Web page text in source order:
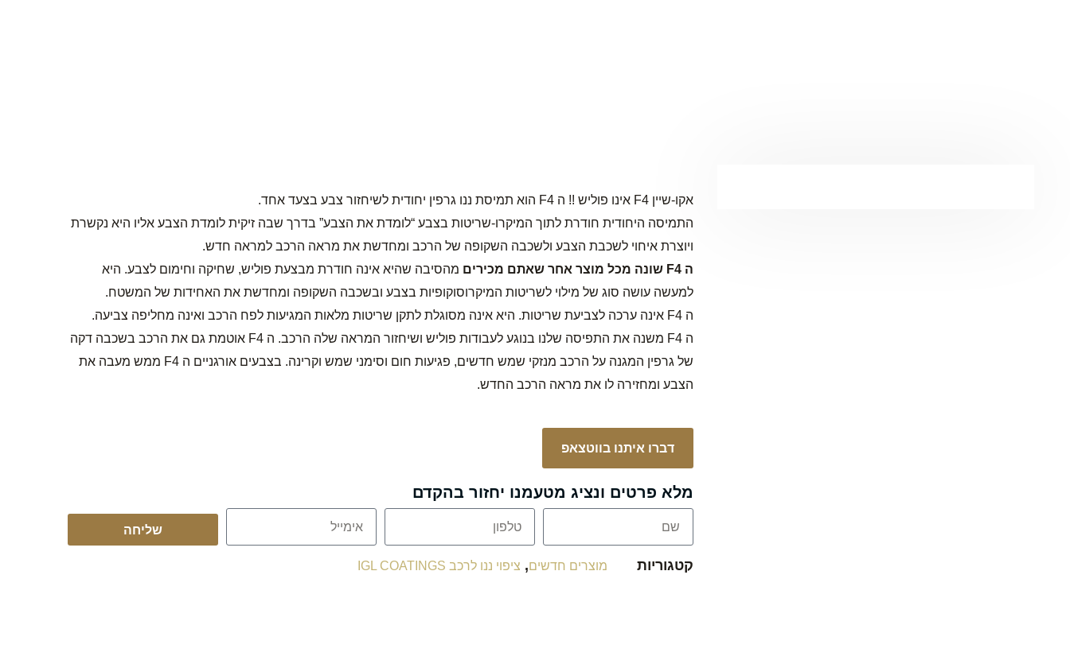
אקו-שיין F4 אינו פוליש !! ה F4 הוא תמיסת ננו גרפין יחודית לשיחזור צבע בצעד אחד.
התמיסה היחודית חודרת לתוך המיקרו-שריטות בצבע “לומדת את הצבע” בדרך שבה זיקית לומדת הצבע אליו היא נקשרת
ויוצרת איחוי לשכבת הצבע ולשכבה השקופה של הרכב ומחדשת את מראה הרכב למראה חדש.
ה F4 שונה מכל מוצר אחר שאתם מכירים
מהסיבה שהיא אינה חודרת מבצעת פוליש, שחיקה וחימום לצבע. היא
למעשה עושה סוג של מילוי לשריטות המיקרוסוקופיות בצבע ובשכבה השקופה ומחדשת את האחידות של המשטח.
ה F4 אינה ערכה לצביעת שריטות. היא אינה מסוגלת לתקן שריטות מלאות המגיעות לפח הרכב ואינה מחליפה צביעה.
ה F4 משנה את התפיסה שלנו בנוגע לעבודות פוליש ושיחזור המראה שלה הרכב. ה F4 אוטמת גם את הרכב בשכבה דקה
של גרפין המגנה על הרכב מנזקי שמש חדשים, פגיעות חום וסימני שמש וקרינה. בצבעים אורגניים ה F4 ממש מעבה את
הצבע ומחזירה לו את מראה הרכב החדש.
דברו איתנו בווטצאפ
מלא פרטים ונציג מטעמנו יחזור בהקדם
שליחה
קטגוריות מוצרים חדשים, ציפוי ננו לרכב IGL COATINGS